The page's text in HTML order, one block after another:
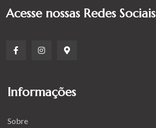
Acesse nossas Redes Sociais
Informações
Sobre